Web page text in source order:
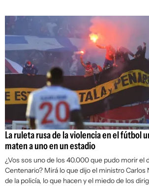
La ruleta rusa de la violencia en el fútbol
maten a uno en un estadio
¿Vos sos uno de los 40.000 que pudo morir el
Centenario? Mirá lo que dijo el ministro Carlos
de la policía, lo que hacen y el miedo de los